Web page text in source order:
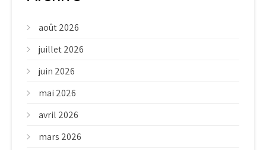
août 2026
juillet 2026
juin 2026
mai 2026
avril 2026
mars 2026